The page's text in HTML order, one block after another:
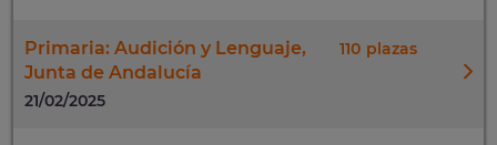
Primaria: Audición y Lenguaje,
Junta de Andalucía
110
21/02/2025